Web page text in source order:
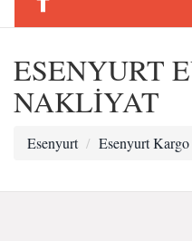
ESENYURT
NAKLİYAT
Esenyurt Esenyurt